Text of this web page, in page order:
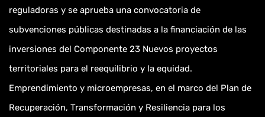
reguladoras y se aprueba una convocatoria de
subvenciones públicas destinadas a la financiación de las
inversiones del Componente 23 Nuevos proyectos
territoriales para el reequilibrio y la equidad.
Emprendimiento y microempresas, en el marco del Plan de
Recuperación, Transformación y Resiliencia para los